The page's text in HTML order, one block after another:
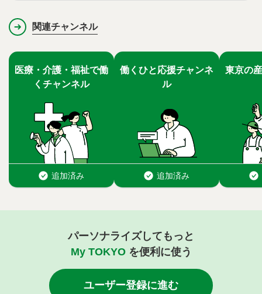
関連チャンネル
パーソナライズしてもっと
My TOKYOを便利に使う
ユーザー登録に進む